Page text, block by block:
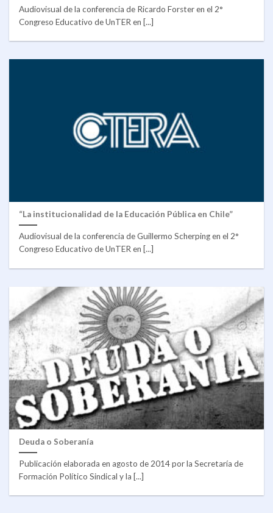
Audiovisual de la conferencia de Ricardo Forster en el 2°
Congreso Educativo de UnTER en [...]
“La institucionalidad de la Educación Pública en Chile”
Audiovisual de la conferencia de Guillermo Scherping en el 2°
Congreso Educativo de UnTER en [...]
Deuda o Soberanía
Publicación elaborada en agosto de 2014 por la Secretaría de
Formación Político Sindical y la [...]